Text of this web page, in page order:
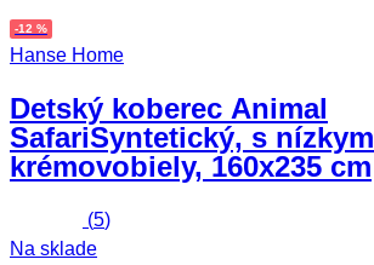
-12 %
Hanse Home
Detský koberec Animal
SafariSyntetický, s
krémovobiely, 160x235 cm
(5)
Na sklade